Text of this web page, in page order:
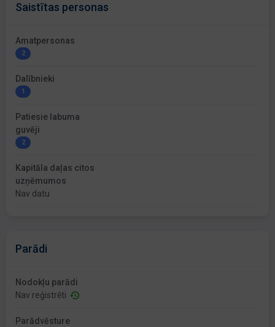
Saistītas personas
Amatpersonas
2
Dalībnieki
1
Patiesie labuma
guvēji
2
Kapitāla daļas citos
uzņēmumos
Nav datu
Parādi
Nodokļu parādi
Nav reģistrēti
Parādvēsture